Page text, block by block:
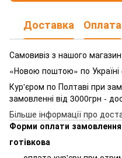
Доставка Оплата
Самовивіз з нашого
«Новою поштою» по
Кур'єром по Полтаві при
замовленні від 3000грн -
Більше інформації про
Форми оплати
готівкова